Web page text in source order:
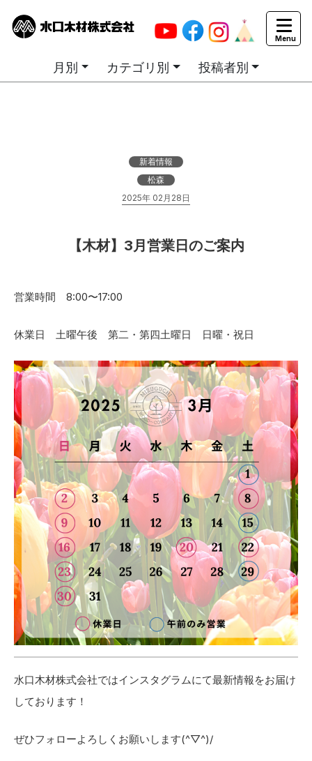
カテゴリ別お知らせ一覧
月別 カテゴリ別 投稿者別
新着情報
松森
2025年 02月28日
【木材】3月営業日のご案内
営業時間 8:00〜17:00
休業日 土曜午後 第二・第四土曜日 日曜・祝日
水口木材株式会社ではインスタグラムにて最新情報をお届け
しております！
ぜひフォローよろしくお願いします(^▽^)/